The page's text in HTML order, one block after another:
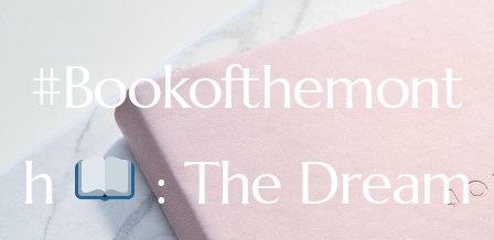
#Bookofthemont
h
: The Dream